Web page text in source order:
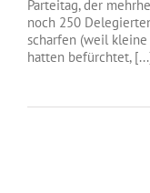
Parteitag, der
noch 250
scharfen (weil
hatten befürchtet,